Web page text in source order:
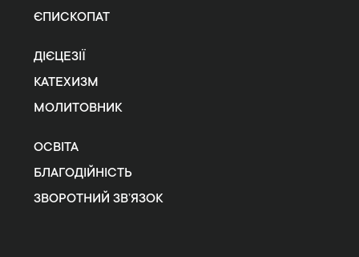
ЄПИСКОПАТ
ДІЄЦЕЗІЇ
КАТЕХИЗМ
МОЛИТОВНИК
ОСВІТА
БЛАГОДІЙНІСТЬ
ЗВОРОТНИЙ ЗВ’ЯЗОК